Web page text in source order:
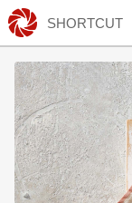
SHORTCUT